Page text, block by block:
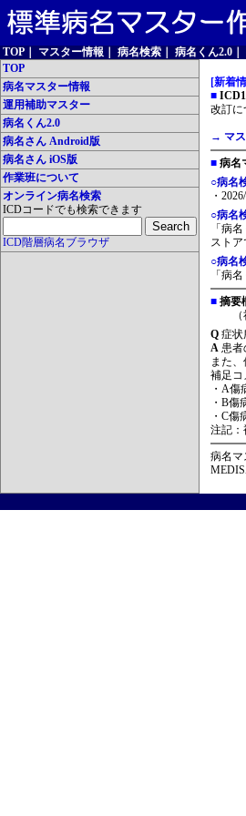
TOP マスター情報 病名検索 病名くん2.0
TOP
病名マスター情報
運用補助マスター
病名くん2.0
病名さん Android版
病名さん iOS版
作業班について
オンライン病名検索
ICDコードでも検索できます
ICD階層病名ブラウザ
[新着
■
改訂に
→ マ
■ 病名
○病名
・
○病名
「病
ストア
○病名
「病
■ 摘要
（社
Q 症状
A 患者
また
補足コ
・A傷
・B傷
・C傷
注記：
病名マ